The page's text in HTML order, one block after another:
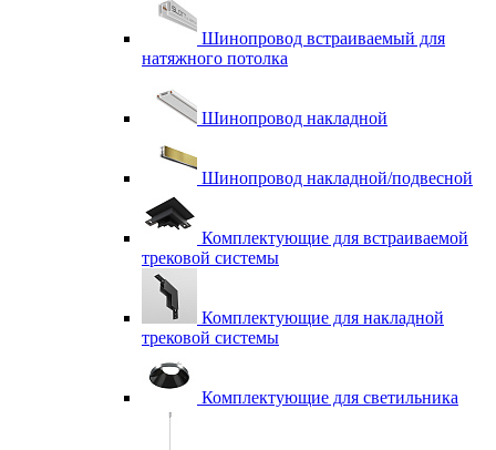
Шинопровод встраиваемый для
натяжного потолка
Шинопровод накладной
Шинопровод накладной/подвесной
Комплектующие для встраиваемой
трековой системы
Комплектующие для накладной
трековой системы
Комплектующие для светильника